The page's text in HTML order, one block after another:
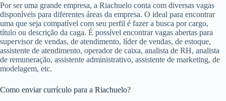
Por ser uma grande empresa, a Riachuelo conta com diversas vagas
disponíveis para diferentes áreas da empresa. O ideal para encontrar
uma que seja compatível com seu perfil é fazer a busca por cargo,
título ou descrição da caga. É possível encontrar vagas abertas para
supervisor de vendas, de atendimento, líder de vendas, de estoque,
assistente de atendimento, operador de caixa, analista de RH, analista
de remuneração, assistente administrativo, assistente de marketing, de
modelagem, etc.
Como enviar currículo para a Riachuelo?